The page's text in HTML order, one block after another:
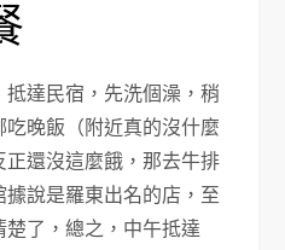
達民宿，先洗個澡，稍
晚飯（附近真的沒什麼
還沒這麼餓，那去牛排
說是羅東出名的店，至
了，總之，中午抵達